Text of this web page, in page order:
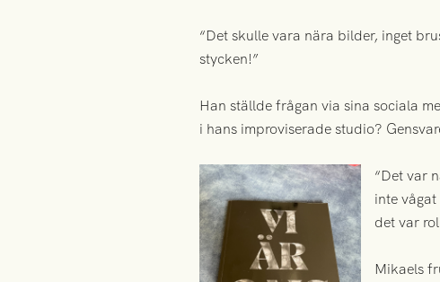
“Det skulle vara nära bilder, inget
stycken!”
Han ställde frågan via sina sociala
i hans improviserade studio?
“Det var
inte
det var
Mikaels